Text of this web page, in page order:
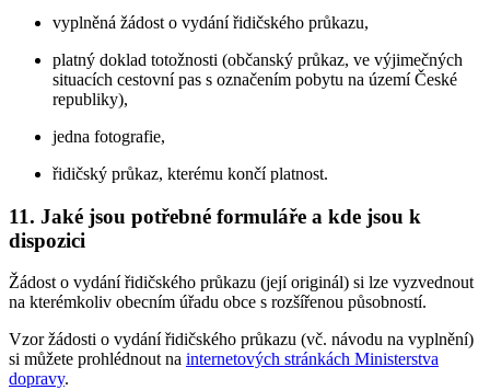
vyplněná žádost o vydání řidičského průkazu,
platný doklad totožnosti (občanský průkaz, ve výjimečných
situacích cestovní pas s označením pobytu na území České
republiky),
jedna fotografie,
řidičský průkaz, kterému končí platnost.
11. Jaké jsou potřebné formuláře a kde jsou k
dispozici
Žádost o vydání řidičského průkazu (její originál) si lze vyzvednout
na kterémkoliv obecním úřadu obce s rozšířenou působností.
Vzor žádosti o vydání řidičského průkazu (vč. návodu na vyplnění)
si můžete prohlédnout na internetových stránkách Ministerstva
dopravy.